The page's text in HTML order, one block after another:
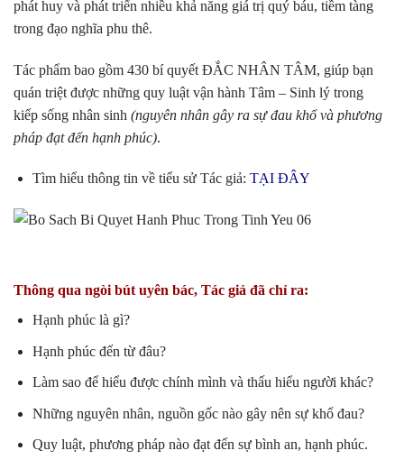
phát huy và phát triển nhiều khả năng giá trị quý báu, tiềm tàng
trong đạo nghĩa phu thê.
Tác phẩm bao gồm 430 bí quyết ĐẮC NHÂN TÂM, giúp bạn
quán triệt được những quy luật vận hành Tâm – Sinh lý trong
kiếp sống nhân sinh (nguyên nhân gây ra sự đau khổ và phương
pháp đạt đến hạnh phúc).
Tìm hiểu thông tin về tiểu sử Tác giả: TẠI ĐÂY
Thông qua ngòi bút uyên bác, Tác giả đã chỉ ra:
Hạnh phúc là gì?
Hạnh phúc đến từ đâu?
Làm sao để hiểu được chính mình và thấu hiểu người khác?
Những nguyên nhân, nguồn gốc nào gây nên sự khổ đau?
Quy luật, phương pháp nào đạt đến sự bình an, hạnh phúc.